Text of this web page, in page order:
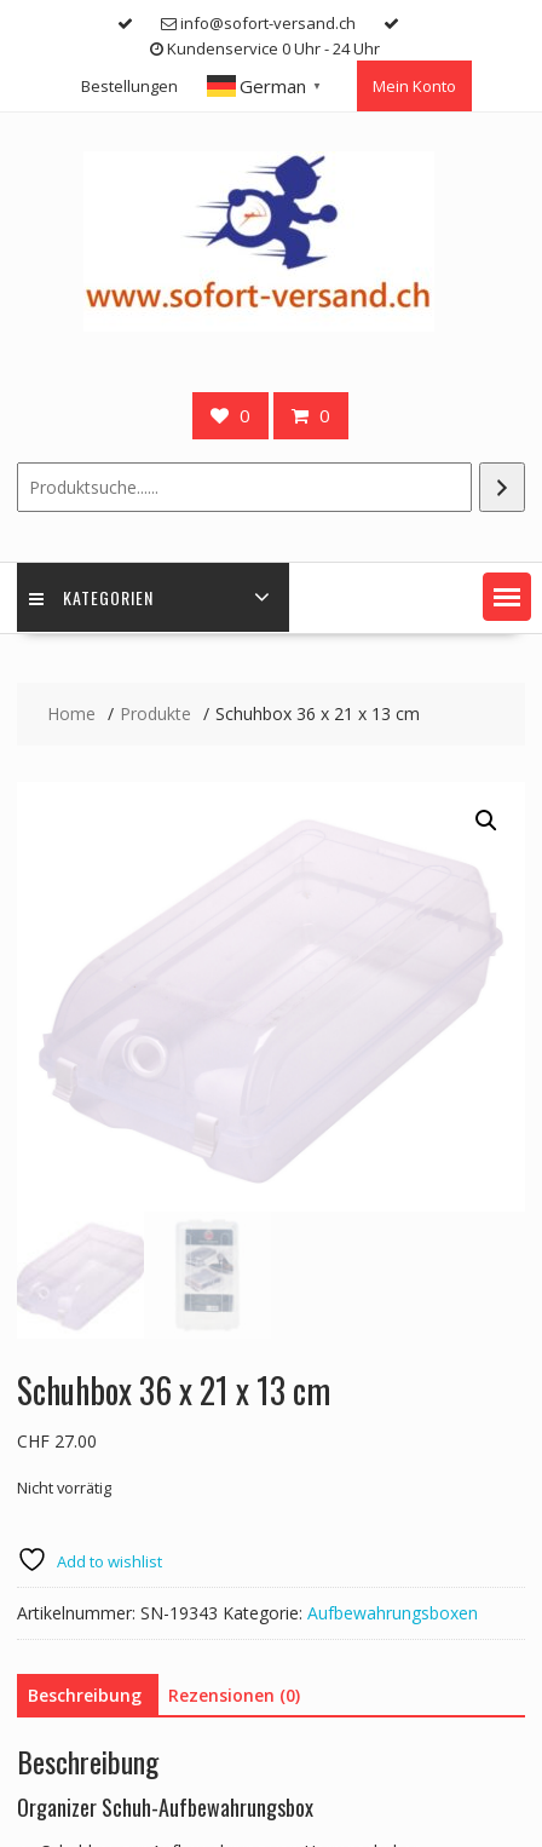
info@sofort-versand.ch
Kundenservice 0 Uhr - 24 Uhr
Bestellungen
German ▼ Mein Konto
0 0
KATEGORIEN
Home Produkte Schuhbox 36 x 21 x 13 cm
Schuhbox 36 x 21 x 13 cm
CHF27.00
Nicht vorrätig
Add to wishlist
Artikelnummer: SN-19343 Kategorie: Aufbewahrungsboxen
Beschreibung Rezensionen (0)
Beschreibung
Organizer Schuh-Aufbewahrungsbox